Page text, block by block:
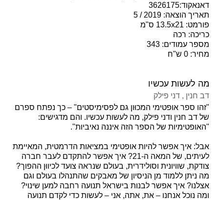
דאנאקוד:3626175
תאריך הוצאה: 2019 / 5
פורמט: 13.5x21 ס"מ
כריכה: רכה
מספר עמודים: 343
מחיר: 0 ש"ח
מה לעשות עכשיו
דב חנין , דני פילק
"זהו ספר אופטימי המכוּון גם לפסימיסטים" – כך נפתח ספרם
של דב חנין ודני פילק, מה לעשות עכשיו. והם מדגישים:
"האופטימיות של הספר הזה איננה נאיביות".
אבל: איך אפשר להיות אופטימי במציאות הדרמטית, המאיימת
לעיתים, של המאה ה-21? איך אפשר להתקדם לעבר חברה
צודקת, שוויונית וסולידרית, בעולם שנראה צועד לכיווּן ההפוך?
מה ניתן ללמוד מן הניסיון של מאבקים שהתנהלו בעולם וגם
אצלנו? איך אפשר לבנות בישראל תנועה רחבה למען שינוי?
ומה נוכל אנחנו – את, אתה, אני – לעשות כדי לקדם תנועה